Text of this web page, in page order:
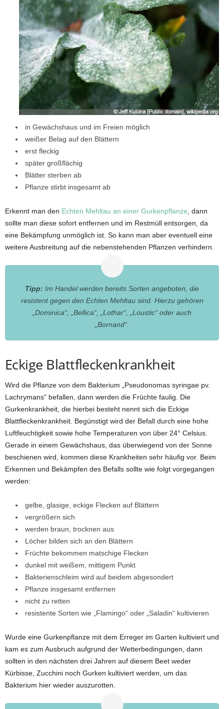
in Gewächshaus und im Freien möglich
weißer Belag auf den Blättern
erst fleckig
später großflächig
Blätter sterben ab
Pflanze stirbt insgesamt ab
Erkennt man den Echten Mehltau an einer Gurkenpflanze, dann
sollte man diese sofort entfernen und im Restmüll entsorgen, da
eine Bekämpfung unmöglich ist. So kann man aber eventuell eine
weitere Ausbreitung auf die nebenstehenden Pflanzen verhindern.
Tipp: Im Handel werden bereits Sorten angeboten, die
resistent gegen den Echten Mehltau sind. Hierzu gehören
„Dominica“, „Bellica“, „Lothar“, „Loustic“ oder auch
„Bornand“.
Eckige Blattfleckenkrankheit
Wird die Pflanze von dem Bakterium „Pseudonomas syringae pv.
Lachrymans“ befallen, dann werden die Früchte faulig. Die
Gurkenkrankheit, die hierbei besteht nennt sich die Eckige
Blattfleckenkrankheit. Begünstigt wird der Befall durch eine hohe
Luftfeuchtigkeit sowie hohe Temperaturen von über 24° Celsius.
Gerade in einem Gewächshaus, das überwiegend von der Sonne
beschienen wird, kommen diese Krankheiten sehr häufig vor. Beim
Erkennen und Bekämpfen des Befalls sollte wie folgt vorgegangen
werden:
gelbe, glasige, eckige Flecken auf Blättern
vergrößern sich
werden braun, trocknen aus
Löcher bilden sich an den Blättern
Früchte bekommen matschige Flecken
dunkel mit weißem, mittigem Punkt
Bakterienschleim wird auf beidem abgesondert
Pflanze insgesamt entfernen
nicht zu retten
resistente Sorten wie „Flamingo“ oder „Saladin“ kultivieren
Wurde eine Gurkenpflanze mit dem Erreger im Garten kultiviert und
kam es zum Ausbruch aufgrund der Wetterbedingungen, dann
sollten in den nächsten drei Jahren auf diesem Beet weder
Kürbisse, Zucchini noch Gurken kultiviert werden, um das
Bakterium hier wieder auszurotten.